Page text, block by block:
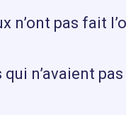
pas fait
n’avaient